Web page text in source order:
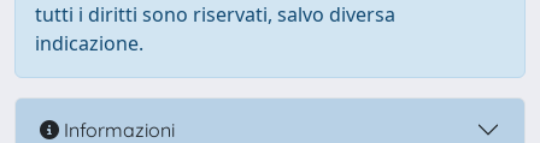
tutti i diritti sono riservati, salvo diversa
indicazione.
Informazioni